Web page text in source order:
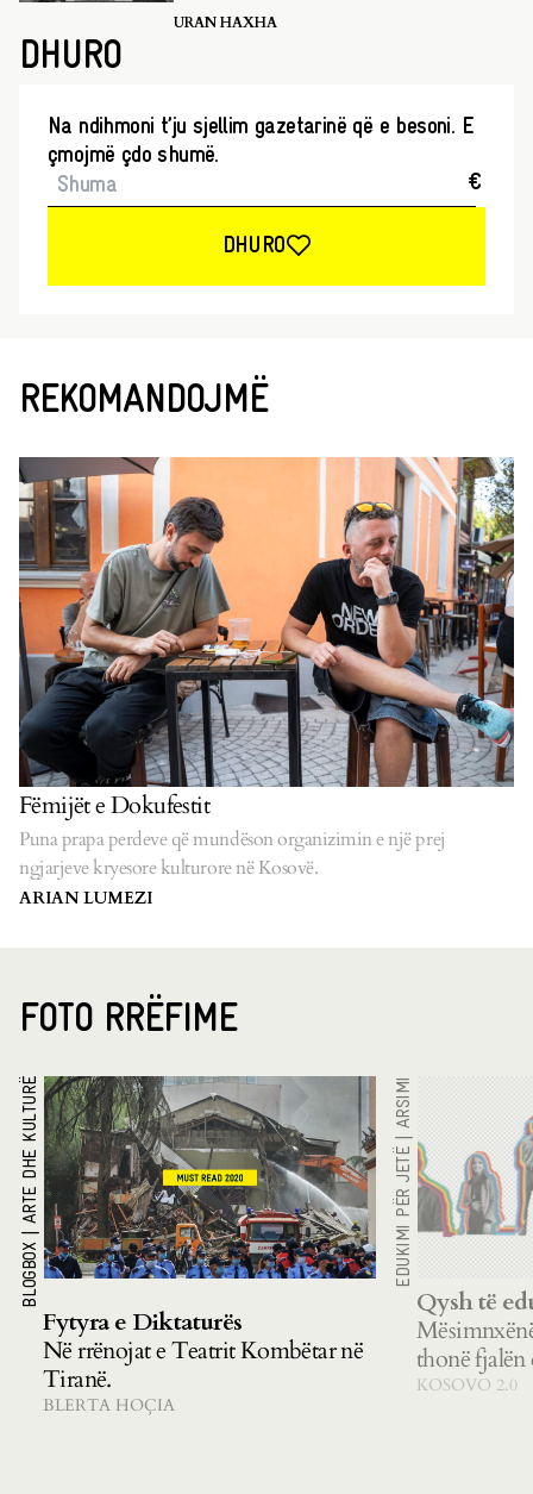
URAN HAXHA
DHURO
Na ndihmoni t’ju sjellim gazetarinë që e besoni. E
çmojmë çdo shumë.
€
DHURO
REKOMANDOJMË
Fëmijët e Dokufestit
Puna prapa perdeve që mundëson organizimin e një prej
ngjarjeve kryesore kulturore në Kosovë.
ARIAN LUMEZI
FOTO RRËFIME
BLOGBOX
|
ARTE DHE KULTURË
Fytyra e Diktaturës
Në rrënojat e Teatrit Kombëtar në
Tiranë.
BLERTA HOÇIA
EDUKIMI PËR JETË
|
ARSIMI
Qysh të
thonë fjalën
KOSOVO 2.0